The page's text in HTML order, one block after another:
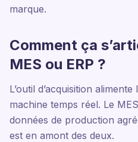
marque.
Comment ça
MES ou ERP ?
L’outil d’acquisition
machine temps réel. Le
données de production
est en amont des deux.